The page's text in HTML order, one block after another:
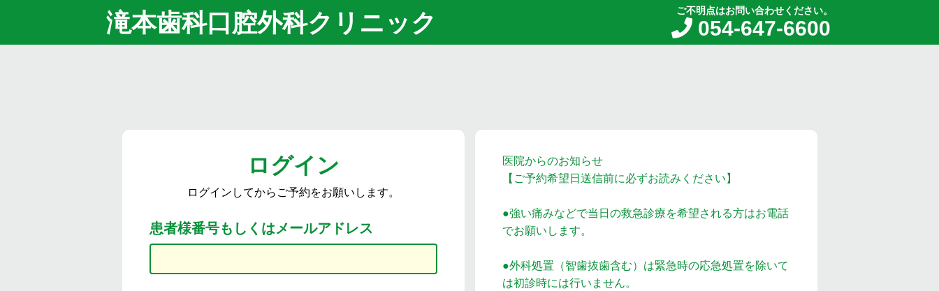
滝本歯科口腔外科クリニック ご不明点はお問い合わせください。
054-647-6600
医院からのお知らせ
【ご予約希望日送信前に必ずお読みください】
●強い痛みなどで当日の救急診療を希望される方はお電話
でお願いします。
●外科処置（智歯抜歯含む）は緊急時の応急処置を除いて
は初診時には行いません。
ログイン
ログインしてからご予約をお願いします。
患者様番号もしくはメールアドレス